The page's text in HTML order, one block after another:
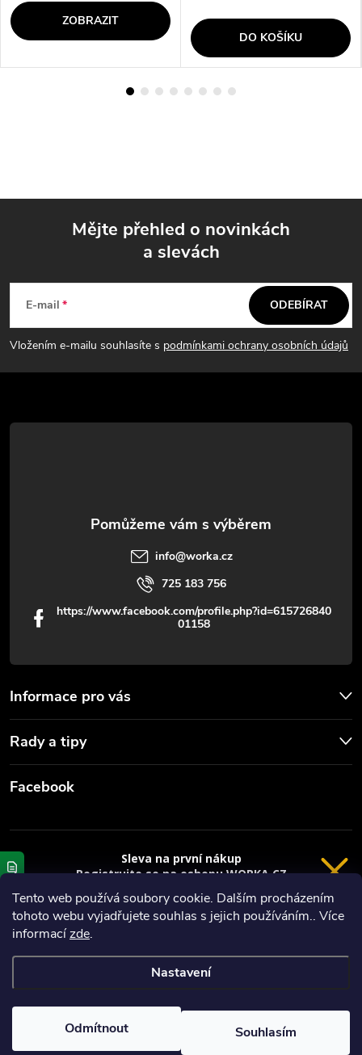
Tento web používá soubory cookie. Dalším procházením
tohoto webu vyjadřujete souhlas s jejich používáním.. Více
informacízde.
Nastavení
Odmítnout Souhlasím
ZOBRAZIT
DO KOŠÍKU
p
a
t
Mějte přehled o novinkách
a slevách
E-mail
Vložením e-mailu souhlasíte s podmínkami ochrany osobních údajů
ODEBÍRAT
Informace pro vás
Rady a tipy
info@worka.cz
725 183 756
https://www.facebook.com/profile.php?id=615726840
01158
Facebook
Vytvořil Shoptet
Copyright 2026
Sleva na první nákup
Registrujte se na eshopu WORKA.CZ
sleva 100 Kč* na nákup je Vaše.
Registrace
Privacy policy
VRÁCENÍ 14 DNÍ